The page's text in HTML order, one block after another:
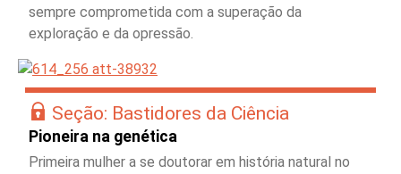
sempre comprometida com a superação da
exploração e da opressão.
Seção: Bastidores da Ciência
Pioneira na genética
Primeira mulher a se doutorar em história natural no